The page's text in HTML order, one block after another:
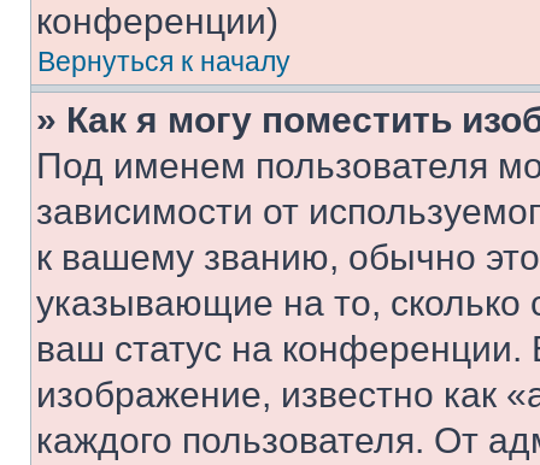
конференции)
Вернуться к началу
» Как я могу поместить
Под именем пользователя
зависимости от
к вашему званию, обычно это
указывающие на то,
ваш статус на
изображение, известно как
каждого пользователя. От